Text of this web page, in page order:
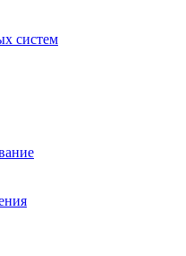
систем